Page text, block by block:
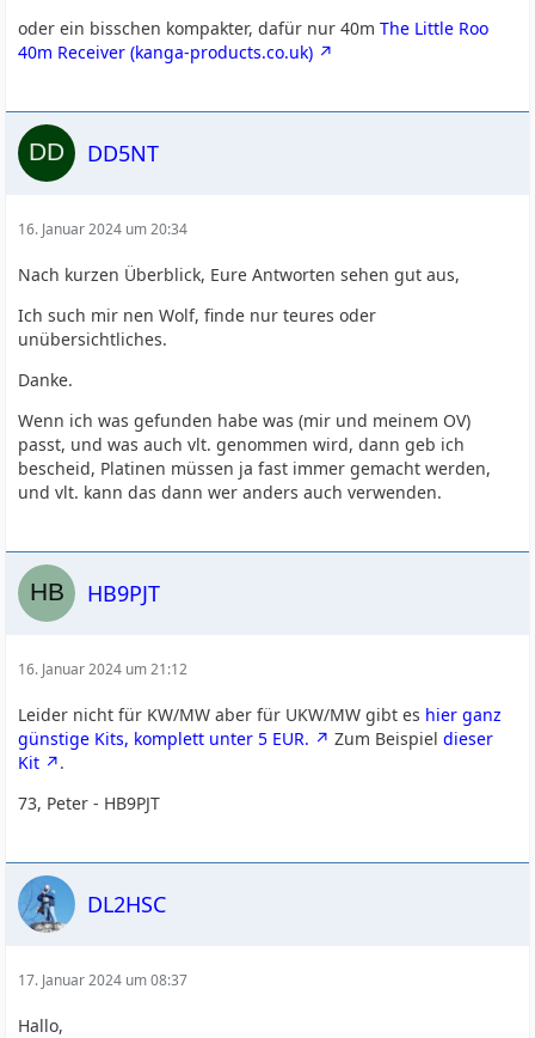
oder ein bisschen kompakter, dafür nur 40mThe Little Roo
40m Receiver (kanga-products.co.uk)
DD5NT
16. Januar 2024 um 20:34
Nach kurzen Überblick, Eure Antworten sehen gut aus,
Ich such mir nen Wolf, finde nur teures oder
unübersichtliches.
Danke.
Wenn ich was gefunden habe was (mir und meinem OV)
passt, und was auch vlt. genommen wird, dann geb ich
bescheid, Platinen müssen ja fast immer gemacht werden,
und vlt. kann das dann wer anders auch verwenden.
HB9PJT
16. Januar 2024 um 21:12
Leider nicht für KW/MW aber für UKW/MW gibt es hier ganz
günstige Kits, komplett unter 5 EUR.
Zum Beispieldieser
Kit
.
73, Peter - HB9PJT
DL2HSC
17. Januar 2024 um 08:37
Hallo,